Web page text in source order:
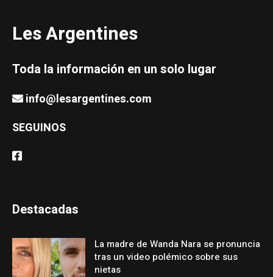
Les Argentines
Toda la información en un solo lugar
info@lesargentines.com
SEGUINOS
Destacadas
La madre de Wanda Nara se pronuncia
tras un video polémico sobre sus
nietas